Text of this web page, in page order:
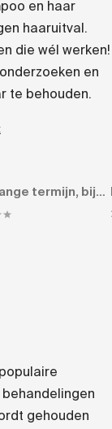
en haar
haaruitval.
die wél werken!
en
te behouden.
Finasteride bij haaruitval: effecten op lange termijn, bijwerkingen en zwangerschap
gehouden